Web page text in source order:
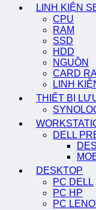
LINH KIỆN
CPU
RAM
SSD
HDD
NGUỒN
CARD
LINH
THIẾT BỊ
DELL
DESKTOP
PC DELL
PC HP
PC